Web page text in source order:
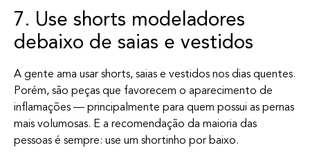
7. Use shorts modeladores
debaixo de saias e vestidos
A gente ama usar shorts, saias e vestidos nos dias quentes.
Porém, são peças que favorecem o aparecimento de
inflamações — principalmente para quem possui as pernas
mais volumosas. E a recomendação da maioria das
pessoas é sempre: use um shortinho por baixo.